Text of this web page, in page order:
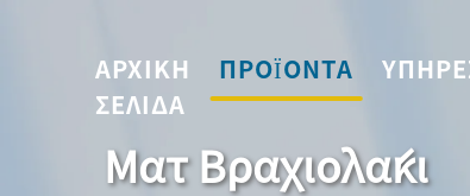
ΑΡΧΙΚΉ
ΣΕΛΊΔΑ
ΠΡΟΪΌΝΤΑ
Ματ Βραχιολάκι